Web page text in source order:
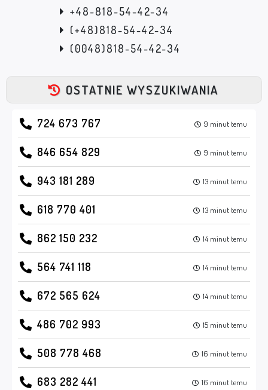
+48-818-54-42-34
(+48)818-54-42-34
(0048)818-54-42-34
OSTATNIE WYSZUKIWANIA
724 673 767 9 minut temu
846 654 829 9 minut temu
943 181 289 13 minut temu
618 770 401 13 minut temu
862 150 232 14 minut temu
564 741 118 14 minut temu
672 565 624 14 minut temu
486 702 993 15 minut temu
508 778 468 16 minut temu
683 282 441 16 minut temu